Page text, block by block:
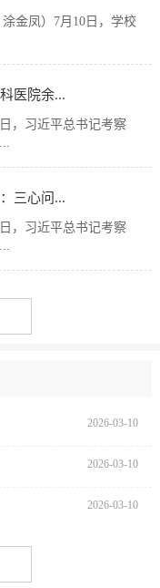
金凤）7月10日，学校
医院余...
，习近平总书记考察
三心问...
，习近平总书记考察
2026-03-10
2026-03-10
2026-03-10